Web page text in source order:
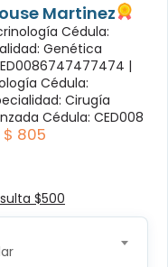
Martinez
Cédula:
Genética
|
Cédula:
Cirugía
Cédula: CED008
$ 805
$500